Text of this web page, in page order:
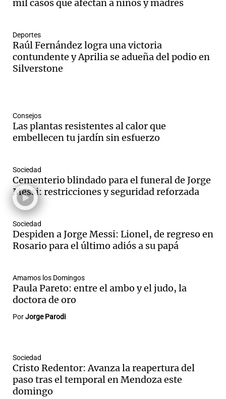
mil casos que afectan a niños y madres
Deportes
Raúl Fernández logra una victoria
contundente y Aprilia se adueña del podio en
Silverstone
Consejos
Las plantas resistentes al calor que
embellecen tu jardín sin esfuerzo
Sociedad
Cementerio blindado para el funeral de Jorge
Messi: restricciones y seguridad reforzada
Sociedad
Despiden a Jorge Messi: Lionel, de regreso en
Rosario para el último adiós a su papá
Amamos los Domingos
Paula Pareto: entre el ambo y el judo, la
doctora de oro
PorJorge Parodi
Sociedad
Cristo Redentor: Avanza la reapertura del
paso tras el temporal en Mendoza este
domingo
Notas
La Sole en